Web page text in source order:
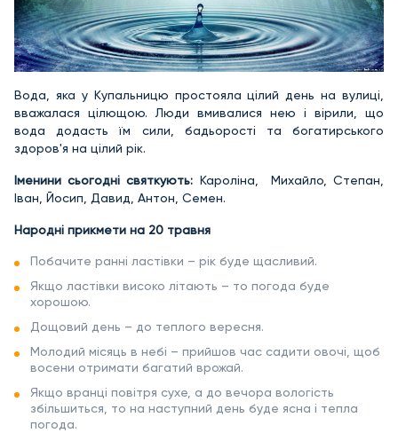
Вода, яка у Купальницю простояла цілий день на вулиці,
вважалася цілющою. Люди вмивалися нею і вірили, що
вода додасть їм сили, бадьорості та богатирського
здоров'я на цілий рік.
Іменини сьогодні святкують: Кароліна, Михайло, Степан,
Іван, Йосип, Давид, Антон, Семен.
Народні прикмети на 20 травня
Побачите ранні ластівки – рік буде щасливий.
Якщо ластівки високо літають – то погода буде
хорошою.
Дощовий день – до теплого вересня.
Молодий місяць в небі – прийшов час садити овочі, щоб
восени отримати багатий врожай.
Якщо вранці повітря сухе, а до вечора вологість
збільшиться, то на наступний день буде ясна і тепла
погода.